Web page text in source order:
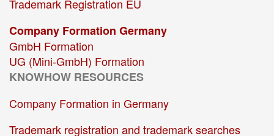
Trademark Registration EU
Company Formation Germany
GmbH Formation
UG (Mini-GmbH) Formation
KNOWHOW RESOURCES
Company Formation in Germany
Trademark registration and trademark searches